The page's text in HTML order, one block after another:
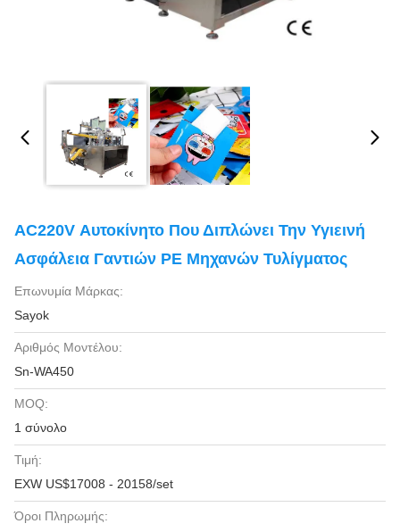
AC220V Αυτοκίνητο Που Διπλώνει Την Υγιεινή
Ασφάλεια Γαντιών PE Μηχανών Τυλίγματος
Επωνυμία Μάρκας:
Sayok
Αριθμός Μοντέλου:
Sn-WA450
MOQ:
1 σύνολο
Τιμή:
EXW US$17008 - 20158/set
Όροι Πληρωμής: